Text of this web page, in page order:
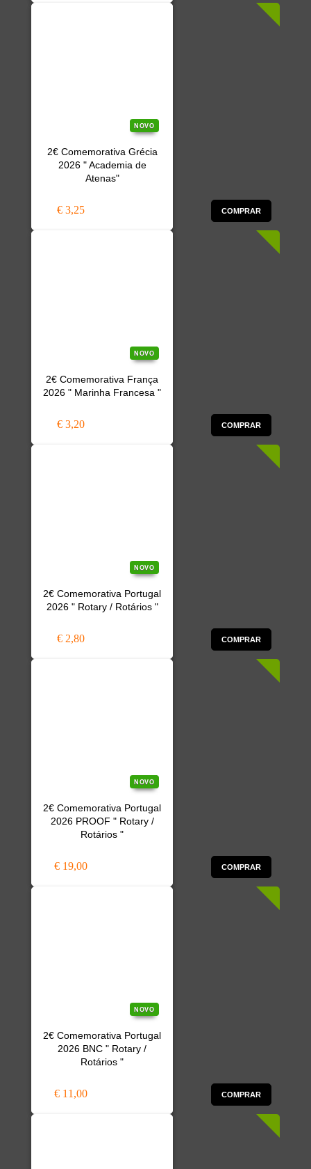
NOVO
2€ Comemorativa Grécia
2026 " Academia de
Atenas"
€ 3,25 COMPRAR
NOVO
2€ Comemorativa França
2026 " Marinha Francesa "
€ 3,20 COMPRAR
NOVO
2€ Comemorativa Portugal
2026 " Rotary / Rotários "
€ 2,80 COMPRAR
NOVO
2€ Comemorativa Portugal
2026 PROOF " Rotary /
Rotários "
€ 19,00 COMPRAR
NOVO
2€ Comemorativa Portugal
2026 BNC " Rotary /
Rotários "
€ 11,00 COMPRAR